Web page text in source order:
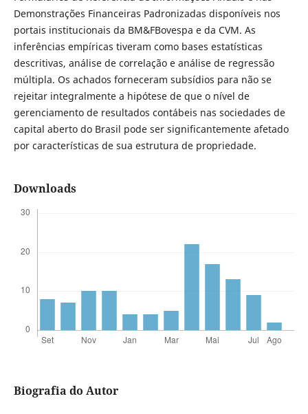
Demonstrações Financeiras Padronizadas disponíveis nos
portais institucionais da BM&FBovespa e da CVM. As
inferências empíricas tiveram como bases estatísticas
descritivas, análise de correlação e análise de regressão
múltipla. Os achados forneceram subsídios para não se
rejeitar integralmente a hipótese de que o nível de
gerenciamento de resultados contábeis nas sociedades de
capital aberto do Brasil pode ser significantemente afetado
por características de sua estrutura de propriedade.
Downloads
Biografia do Autor